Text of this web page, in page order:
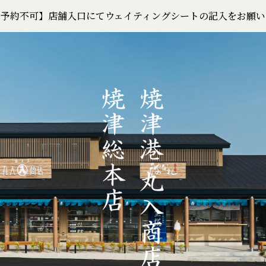
約不可】店舗入口にてウェイティングシートの記入をお願